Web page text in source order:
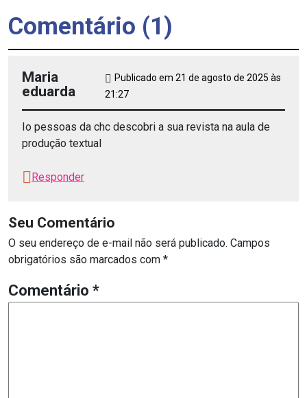
Comentário (1)
Maria
eduarda
Publicado em 21 de agosto de 2025 às
21:27
Io pessoas da chc descobri a sua revista na aula de
produção textual
Responder
Seu Comentário
O seu endereço de e-mail não será publicado. Campos
obrigatórios são marcados com *
Comentário *